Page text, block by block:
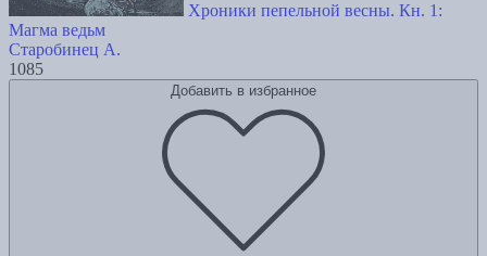
Хроники пепельной весны. Кн. 1:
Магма ведьм
Старобинец А.
1085
Добавить в избранное